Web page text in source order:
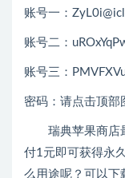
账号一：
账号二：
账号三：
密码：请点击顶部
瑞典苹果商店
付1元即可获得永
么用途呢？可以下